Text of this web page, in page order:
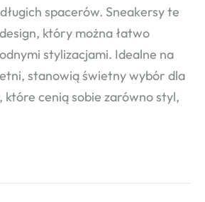
spacerów. Sneakersy te
który można łatwo
stylizacjami. Idealne na
stanowią świetny wybór dla
cenią sobie zarówno styl,